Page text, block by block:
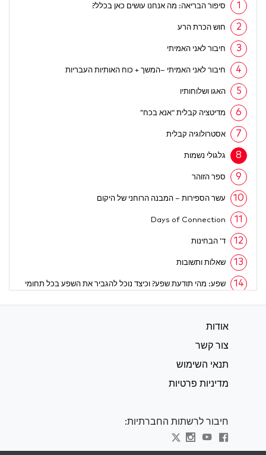
1 סיפור הבריאה: מה אנחנו עושים כאן בכלל?
2 חוש הכרת הרע
3 חיבור לאני האמיתי
4 חיבור לאני האמיתי –המשך + כוח האותיות העבריות
5 האגו ושלוחותיו
6 מדיטציה קבלית “אנא בכח”
7 אסטרולוגיה קבלית
8 גלגולי נשמות
9 ספר הזוהר
10 עשר הספירות – המבנה הרוחני של היקום
11
Days of Connection
12 ד’ הבחינות
13 שאלות ותשובות
14 שפע: מהי תודעת שפע? וכיצד נוכל להגביר את השפע בכל תחומי
אודות
צור קשר
תנאי השימוש
מדיניות פרטיות
חיבור לרשתות החברתיות: